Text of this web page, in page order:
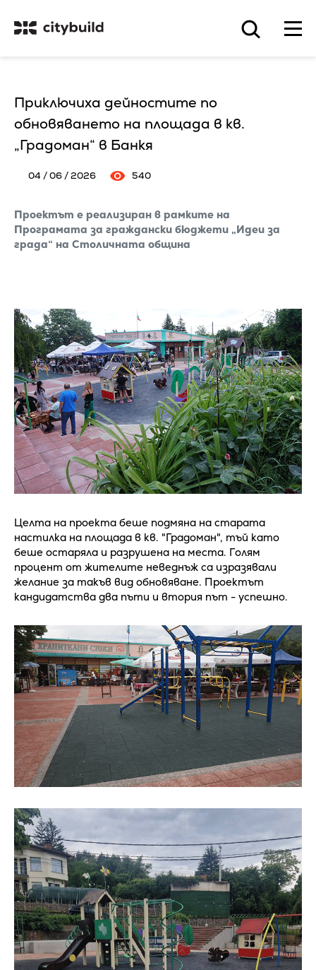
Приключиха дейностите по
обновяването на площада в кв.
„Градоман“ в Банкя
04 / 06 / 2026 540
Проектът е реализиран в рамките на
Програмата за граждански бюджети „Идеи за
града“ на Столичната община
Целта на проекта беше подмяна на старата
настилка на площада в кв. "Градоман", тъй като
беше остаряла и разрушена на места. Голям
процент от жителите неведнъж са изразявали
желание за такъв вид обновяване. Проектът
кандидатства два пъти и втория път - успешно.